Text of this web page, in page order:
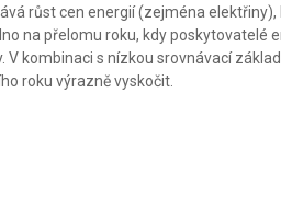
růst cen energií (zejména
na přelomu roku, kdy poskytovatelé
V kombinaci s nízkou srovnávací
roku výrazně vyskočit.